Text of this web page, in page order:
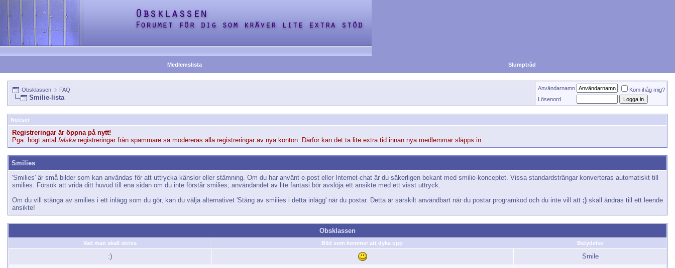
Medlemslista Slumptråd
Obsklassen FAQ
Smilie-lista
Användarnamn
Kom ihåg mig?
Lösenord
Notiser
Registreringar är öppna på nytt!
Pga. högt antal falska registreringar från spammare så modereras alla registreringar av nya konton. Därför kan det ta lite extra tid innan nya medlemmar släpps in.
Smilies
'Smilies' är små bilder som kan användas för att uttrycka känslor eller stämning. Om du har använt e-post eller Internet-chat är du säkerligen bekant med smilie-konceptet. Vissa standardsträngar konverteras automatiskt till
smilies. Försök att vrida ditt huvud till ena sidan om du inte förstår smilies; användandet av lite fantasi bör avslöja ett ansikte med ett visst uttryck.
Om du vill stänga av smilies i ett inlägg som du gör, kan du välja alternativet 'Stäng av smilies i detta inlägg' när du postar. Detta är särskilt användbart när du postar programkod och du inte vill att ;) skall ändras till ett leende
ansikte!
Obsklassen
Vad man skall skriva Bild som kommer att dyka upp Betydelse
:) Smile